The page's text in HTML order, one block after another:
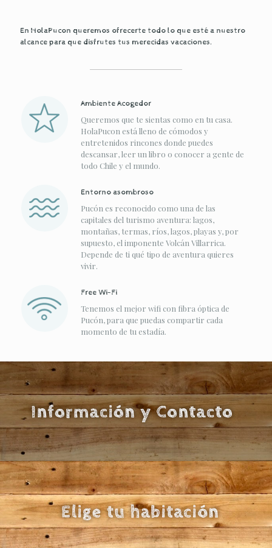
En HolaPucon queremos ofrecerte todo lo que esté a nuestro
alcance para que disfrutes tus merecidas vacaciones.
Ambiente Acogedor
Queremos que te sientas como en tu casa.
HolaPucon está lleno de cómodos y
entretenidos rincones donde puedes
descansar, leer un libro o conocer a gente de
todo Chile y el mundo.
Entorno asombroso
Pucón es reconocido como una de las
capitales del turismo aventura: lagos,
montañas, termas, ríos, lagos, playas y, por
supuesto, el imponente Volcán Villarrica.
Depende de ti qué tipo de aventura quieres
vivir.
Free Wi-Fi
Tenemos el mejor wifi con fibra óptica de
Pucón, para que puedas compartir cada
momento de tu estadía.